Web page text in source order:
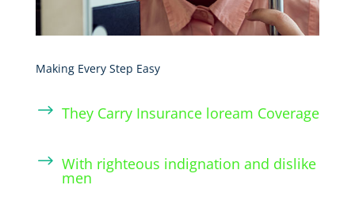
Making Every Step Easy
$ They Carry Insurance loream Coverage
$ With righteous indignation and dislike
men